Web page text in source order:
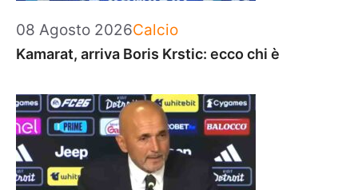
08 Agosto 2026Categorie
Calcio
Kamarat, arriva Boris Krstic: ecco chi è